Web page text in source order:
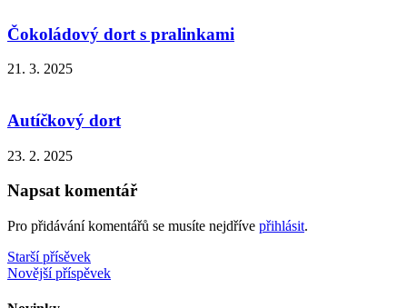
Čokoládový dort s pralinkami
21. 3. 2025
Autíčkový dort
23. 2. 2025
Napsat komentář
Pro přidávání komentářů se musíte nejdříve přihlásit.
Navigace
pro
Starší přísěvek
Novější příspěvek